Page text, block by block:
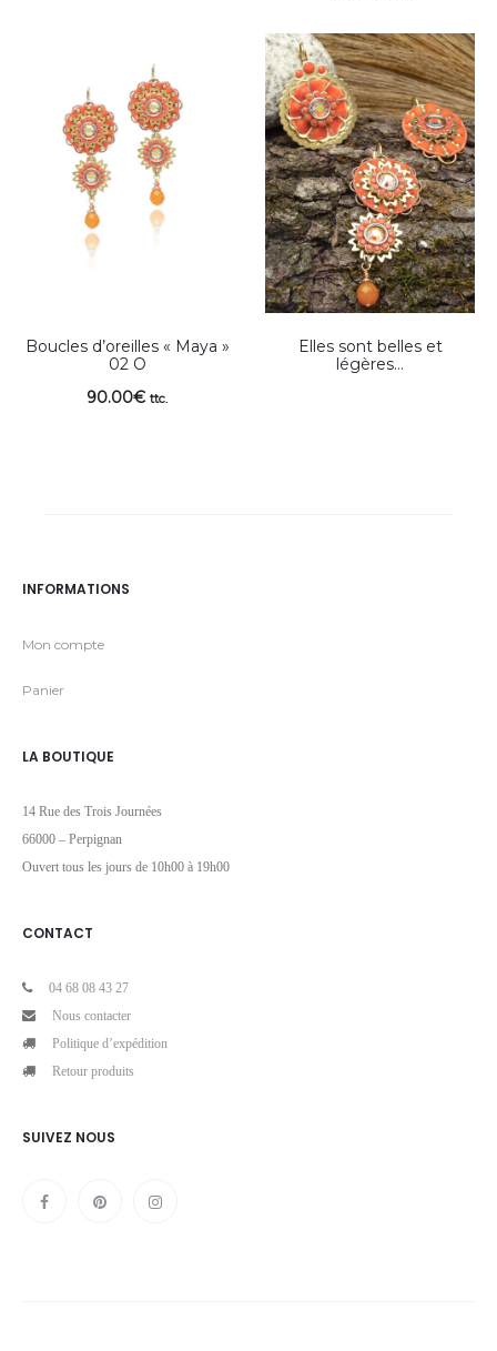
Boucles d’oreilles « Maya »
02 O
90.00€ ttc.
Elles sont belles et
légères…
INFORMATIONS
Mon compte
Panier
LA BOUTIQUE
14 Rue des Trois Journées
66000 – Perpignan
Ouvert tous les jours de 10h00 à 19h00
CONTACT
04 68 08 43 27
Nous contacter
Politique d’expédition
Retour produits
SUIVEZ NOUS